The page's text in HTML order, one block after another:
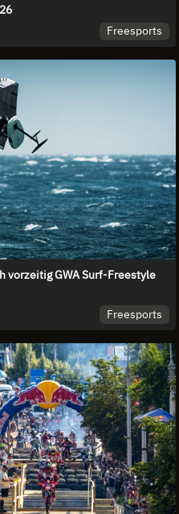
Freesports
vorzeitig GWA Surf-Freestyle
Freesports